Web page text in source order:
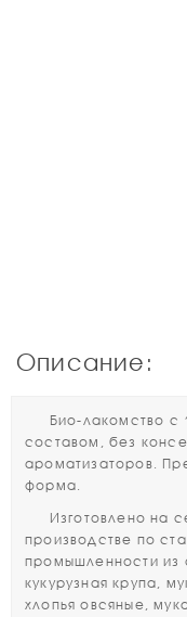
Описание:
Био-лакомство с
составом, без
ароматизаторов.
форма.
Изготовлено на
производстве по
промышленности из
кукурузная крупа,
хлопья овсяные,